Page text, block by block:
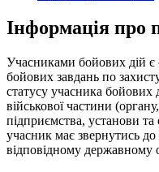
Інформація про
Учасниками бойових дій є
бойових завдань по
статусу учасника
військової частини
підприємства, установи та
учасник має звернутись до
відповідному державному